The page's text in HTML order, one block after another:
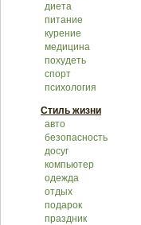
диета
питание
курение
медицина
похудеть
спорт
психология
Стиль жизни
авто
безопасность
досуг
компьютер
одежда
отдых
подарок
праздник